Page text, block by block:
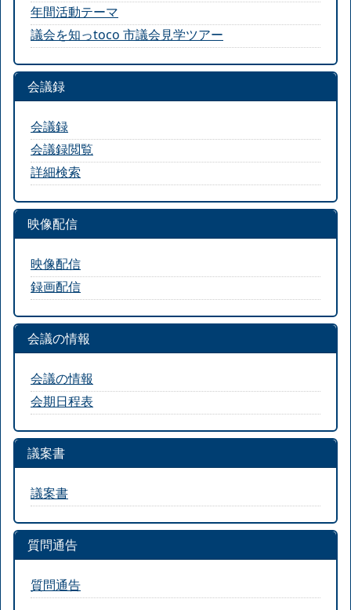
年間活動テーマ
議会を知っtoco 市議会見学ツアー
会議録
会議録
会議録閲覧
詳細検索
映像配信
映像配信
録画配信
会議の情報
会議の情報
会期日程表
議案書
議案書
質問通告
質問通告